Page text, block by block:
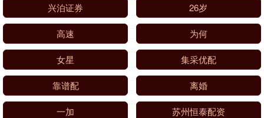
兴泊证券 26岁
高速 为何
女星 集采优配
靠谱配 离婚
一加 苏州恒泰配资